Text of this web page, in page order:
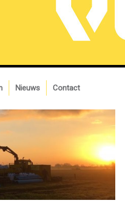
Nieuws Contact